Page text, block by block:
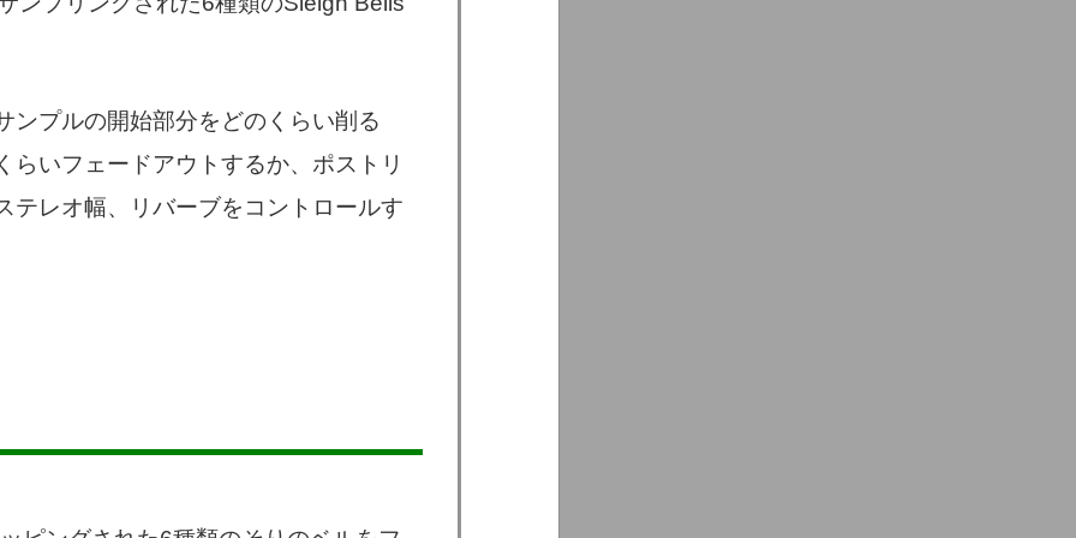
ンプルの開始部分をどのくらい削る
いフェードアウトするか、ポストリ
テレオ幅、リバーブをコントロールす